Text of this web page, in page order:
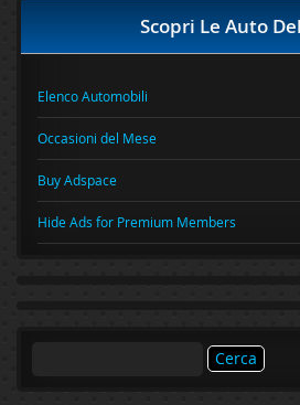
Scopri Le Auto
Elenco Automobili
Occasioni del Mese
Buy Adspace
Hide Ads for Premium Members